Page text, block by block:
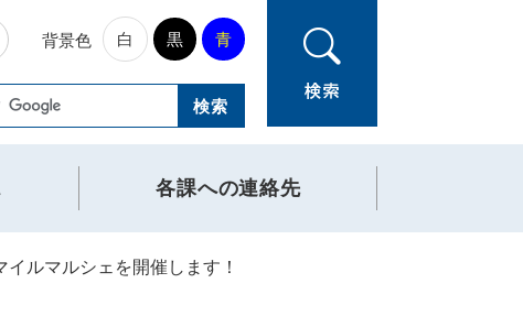
背景色 白 黒 青
各課への連絡先
イルマルシェを開催します！